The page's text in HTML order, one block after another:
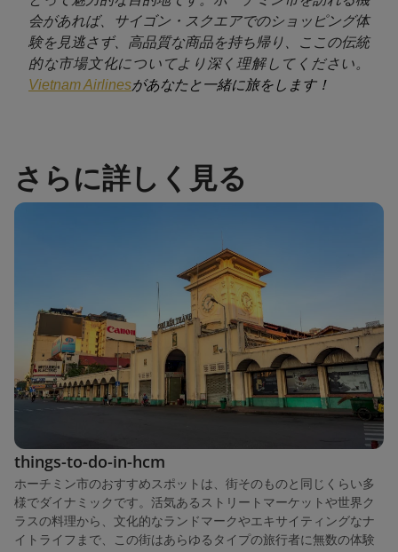
会があれば、サイゴン・スクエアでのショッピング体
験を見逃さず、高品質な商品を持ち帰り、ここの伝統
的な市場文化についてより深く理解してください。
Vietnam Airlinesがあなたと一緒に旅をします！
さらに詳しく見る
things-to-do-in-hcm
ホーチミン市のおすすめスポットは、街そのものと同じくらい多
様でダイナミックです。活気あるストリートマーケットや世界ク
ラスの料理から、文化的なランドマークやエキサイティングなナ
イトライフまで、この街はあらゆるタイプの旅行者に無数の体験